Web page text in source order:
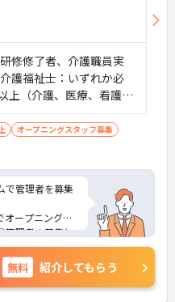
修修了者、介護職員実
護福祉士：いずれか必
上（介護、医療、看護い
車運転免許(AT限定
オープニングスタッフ募集
で管理者を募集
ープニングス
管理者の募集と
している方や挑
前産後・育児
変わっても安心
無料 紹介してもらう